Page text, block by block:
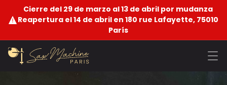
Cierre del 29 de marzo al 13 de abril por mudanza
Reapertura el 14 de abril en 180 rue Lafayette, 75010
París